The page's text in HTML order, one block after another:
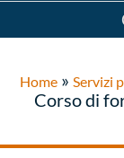
Home » Servizi
Corso di